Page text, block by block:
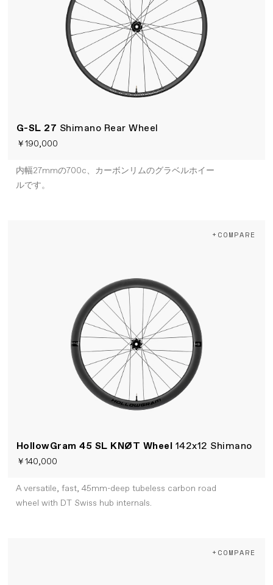
G-SL 27 Shimano Rear Wheel
￥190,000
内幅27mmの700c、カーボンリムのグラベルホイー
ルです。
HollowGram 45 SL KNØT Wheel 142x12 Shimano
￥140,000
+COMPARE
A versatile, fast, 45mm-deep tubeless carbon road
wheel with DT Swiss hub internals.
+COMPARE